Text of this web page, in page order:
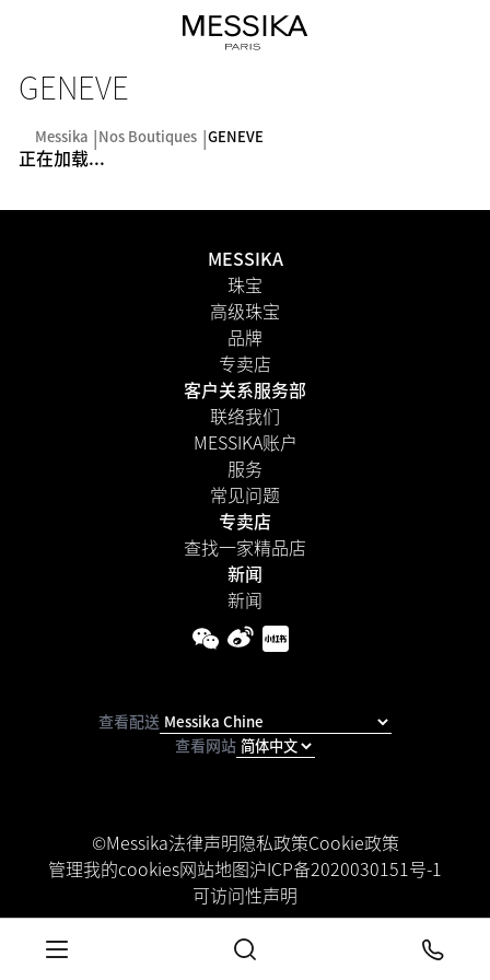
GENEVE
Messika Nos Boutiques GENEVE
正在加载...
MESSIKA
珠宝
高级珠宝
品牌
专卖店
客户关系服务部
联络我们
MESSIKA账户
服务
常见问题
专卖店
查找一家精品店
新闻
新闻
©Messika法律声明隐私政策Cookie政策
管理我的cookies网站地图沪ICP备2020030151号-1
可访问性声明
查看配送
查看网站